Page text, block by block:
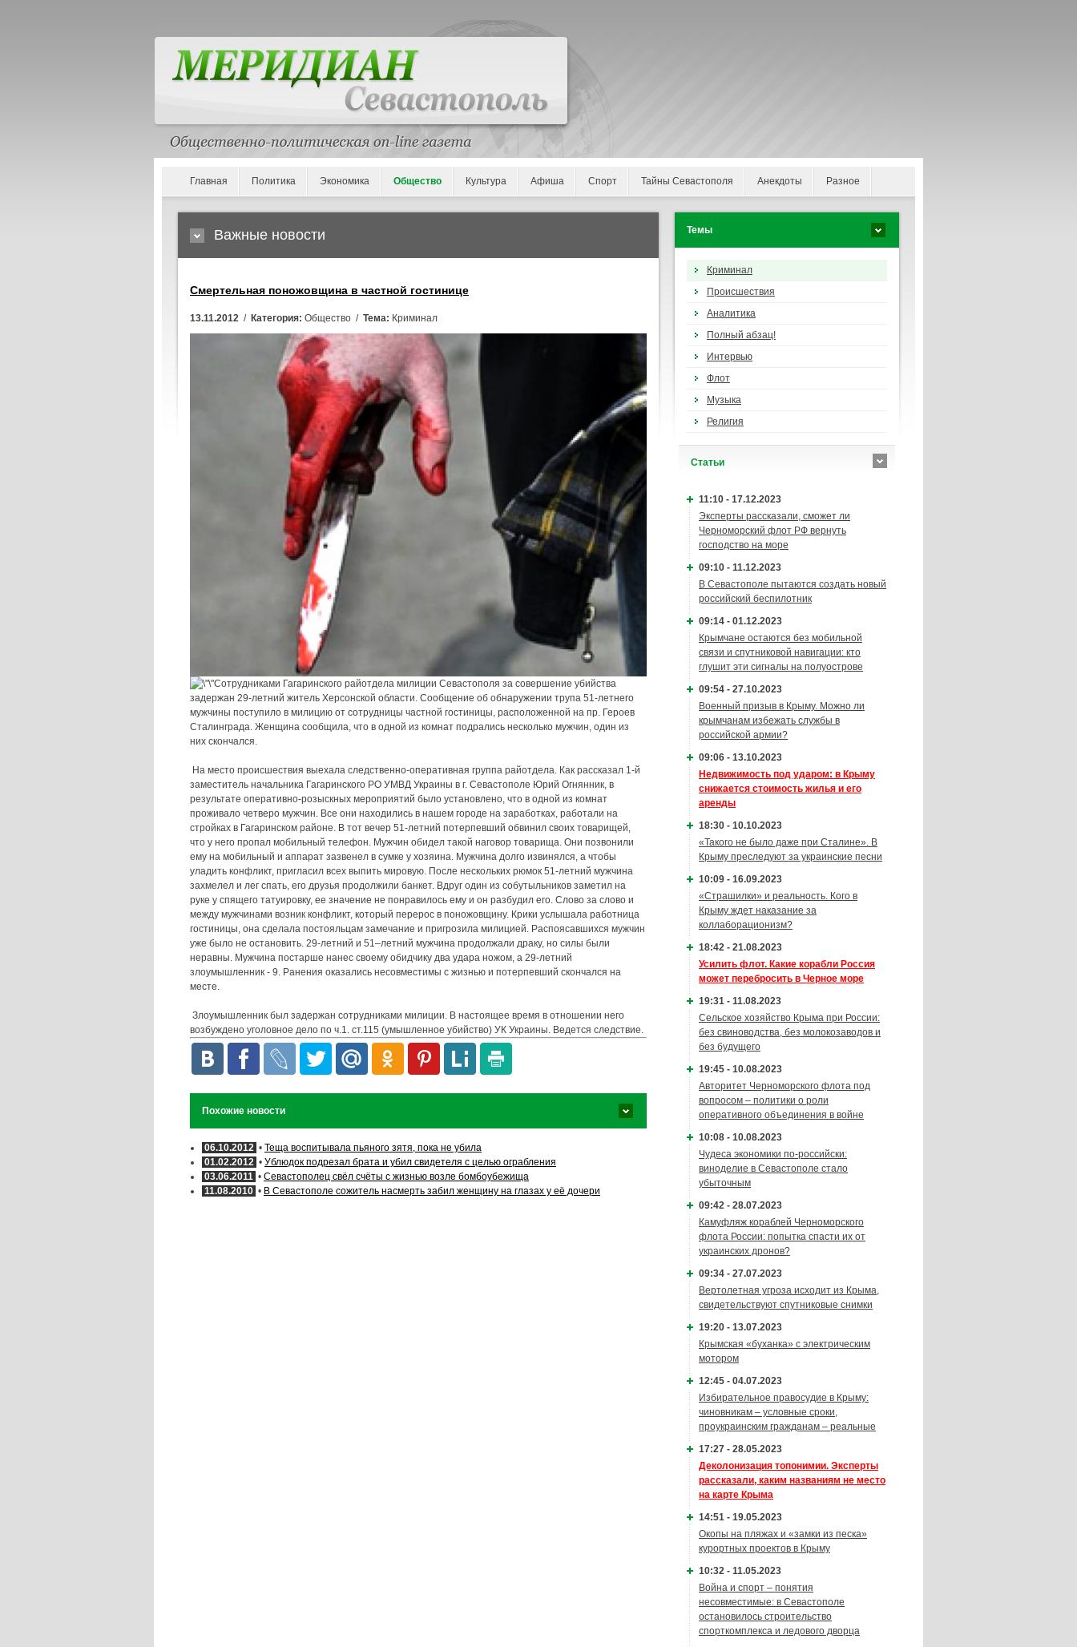
Главная Политика Экономика Общество Культура Афиша Спорт Тайны Севастополя Анекдоты Разное
Важные новости
Смертельная поножовщина в частной гостинице
13.11.2012 / Категория: Общество / Тема: Криминал
Сотрудниками Гагаринского райотдела милиции Севастополя за совершение убийства
задержан 29-летний житель Херсонской области. Сообщение об обнаружении трупа 51-летнего
мужчины поступило в милицию от сотрудницы частной гостиницы, расположенной на пр. Героев
Сталинграда. Женщина сообщила, что в одной из комнат подрались несколько мужчин, один из
них скончался.
На место происшествия выехала следственно-оперативная группа райотдела. Как рассказал 1-й
заместитель начальника Гагаринского РО УМВД Украины в г. Севастополе Юрий Огнянник, в
результате оперативно-розыскных мероприятий было установлено, что в одной из комнат
проживало четверо мужчин. Все они находились в нашем городе на заработках, работали на
стройках в Гагаринском районе. В тот вечер 51-летний потерпевший обвинил своих товарищей,
что у него пропал мобильный телефон. Мужчин обидел такой наговор товарища. Они позвонили
ему на мобильный и аппарат зазвенел в сумке у хозяина. Мужчина долго извинялся, а чтобы
уладить конфликт, пригласил всех выпить мировую. После нескольких рюмок 51-летний мужчина
захмелел и лег спать, его друзья продолжили банкет. Вдруг один из собутыльников заметил на
руке у спящего татуировку, ее значение не понравилось ему и он разбудил его. Слово за слово и
между мужчинами возник конфликт, который перерос в поножовщину. Крики услышала работница
гостиницы, она сделала постояльцам замечание и пригрозила милицией. Распоясавшихся мужчин
уже было не остановить. 29-летний и 51–летний мужчина продолжали драку, но силы были
неравны. Мужчина постарше нанес своему обидчику два удара ножом, а 29-летний
злоумышленник - 9. Ранения оказались несовместимы с жизнью и потерпевший скончался на
месте.
Злоумышленник был задержан сотрудниками милиции. В настоящее время в отношении него
возбуждено уголовное дело по ч.1. ст.115 (умышленное убийство) УК Украины. Ведется следствие.
Похожие новости
06.10.2012 • Теща воспитывала пьяного зятя, пока не убила
01.02.2012 • Ублюдок подрезал брата и убил свидетеля с целью ограбления
03.06.2011 • Севастополец свёл счёты с жизнью возле бомбоубежища
11.08.2010 • В Севастополе сожитель насмерть забил женщину на глазах у её дочери
Темы
Криминал
Происшествия
Аналитика
Полный абзац!
Интервью
Флот
Музыка
Религия
Cтатьи
11:10 - 17.12.2023
Эксперты рассказали, сможет ли
Черноморский флот РФ вернуть
господство на море
09:10 - 11.12.2023
В Севастополе пытаются создать новый
российский беспилотник
09:14 - 01.12.2023
Крымчане остаются без мобильной
связи и спутниковой навигации: кто
глушит эти сигналы на полуострове
09:54 - 27.10.2023
Военный призыв в Крыму. Можно ли
крымчанам избежать службы в
российской армии?
09:06 - 13.10.2023
Недвижимость под ударом: в Крыму
снижается стоимость жилья и его
аренды
18:30 - 10.10.2023
«Такого не было даже при Сталине». В
Крыму преследуют за украинские песни
10:09 - 16.09.2023
«Страшилки» и реальность. Кого в
Крыму ждет наказание за
коллаборационизм?
18:42 - 21.08.2023
Усилить флот. Какие корабли Россия
может перебросить в Черное море
19:31 - 11.08.2023
Сельское хозяйство Крыма при России:
без свиноводства, без молокозаводов и
без будущего
19:45 - 10.08.2023
Авторитет Черноморского флота под
вопросом – политики о роли
оперативного объединения в войне
10:08 - 10.08.2023
Чудеса экономики по-российски:
виноделие в Севастополе стало
убыточным
09:42 - 28.07.2023
Камуфляж кораблей Черноморского
флота России: попытка спасти их от
украинских дронов?
09:34 - 27.07.2023
Вертолетная угроза исходит из Крыма,
свидетельствуют спутниковые снимки
19:20 - 13.07.2023
Крымская «буханка» с электрическим
мотором
12:45 - 04.07.2023
Избирательное правосудие в Крыму:
чиновникам – условные сроки,
проукраинским гражданам – реальные
17:27 - 28.05.2023
Деколонизация топонимии. Эксперты
рассказали, каким названиям не место
на карте Крыма
14:51 - 19.05.2023
Окопы на пляжах и «замки из песка»
курортных проектов в Крыму
10:32 - 11.05.2023
Война и спорт – понятия
несовместимые: в Севастополе
остановилось строительство
спорткомплекса и ледового дворца